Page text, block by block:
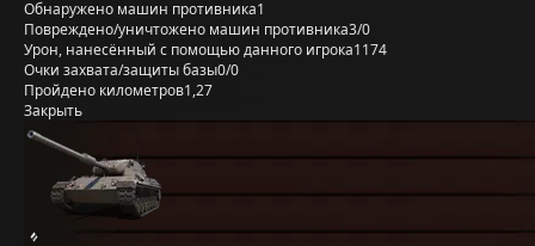
Обнаружено машин противника1
Повреждено/уничтожено машин противника3/0
Урон, нанесённый с помощью данного игрока1174
Очки захвата/защиты базы0/0
Пройдено километров1,27
Закрыть